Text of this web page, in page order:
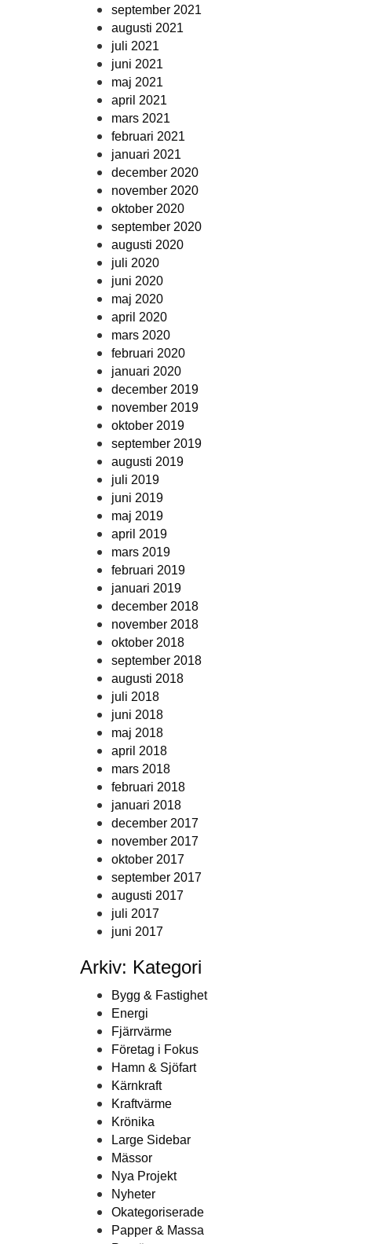
september 2021
augusti 2021
juli 2021
juni 2021
maj 2021
april 2021
mars 2021
februari 2021
januari 2021
december 2020
november 2020
oktober 2020
september 2020
augusti 2020
juli 2020
juni 2020
maj 2020
april 2020
mars 2020
februari 2020
januari 2020
december 2019
november 2019
oktober 2019
september 2019
augusti 2019
juli 2019
juni 2019
maj 2019
april 2019
mars 2019
februari 2019
januari 2019
december 2018
november 2018
oktober 2018
september 2018
augusti 2018
juli 2018
juni 2018
maj 2018
april 2018
mars 2018
februari 2018
januari 2018
december 2017
november 2017
oktober 2017
september 2017
augusti 2017
juli 2017
juni 2017
Arkiv: Kategori
Bygg & Fastighet
Energi
Fjärrvärme
Företag i Fokus
Hamn & Sjöfart
Kärnkraft
Kraftvärme
Krönika
Large Sidebar
Mässor
Nya Projekt
Nyheter
Okategoriserade
Papper & Massa